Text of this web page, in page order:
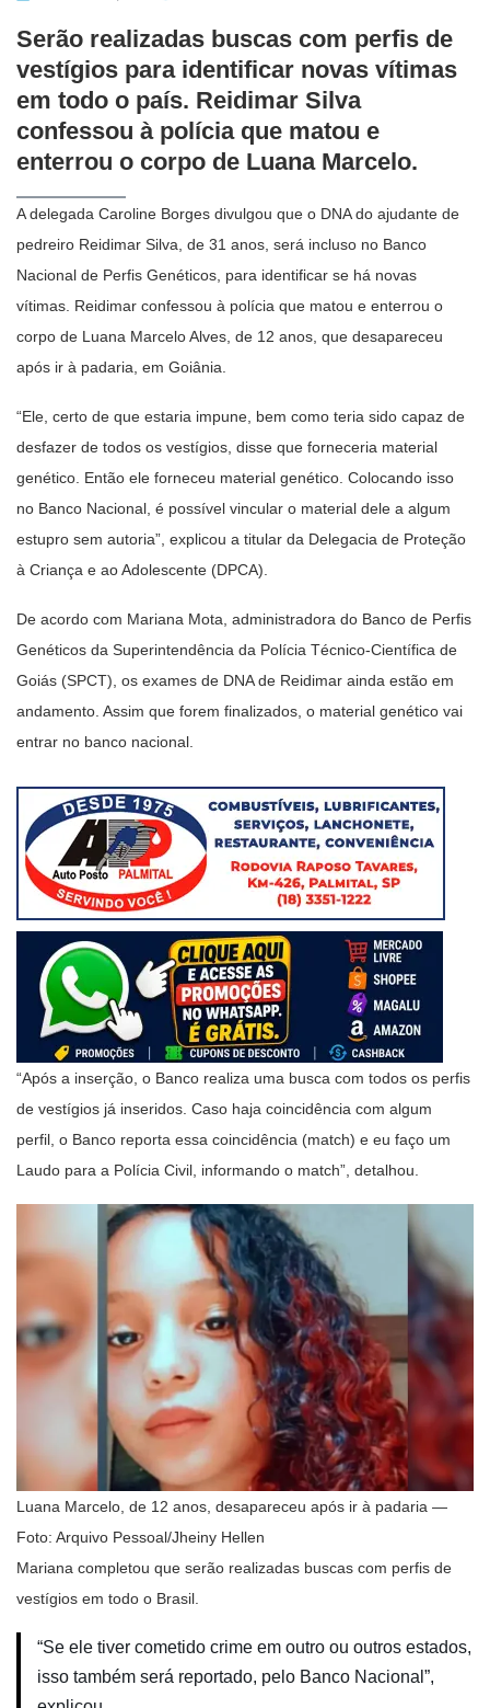
Serão realizadas buscas com perfis de
vestígios para identificar novas vítimas
em todo o país. Reidimar Silva
confessou à polícia que matou e
enterrou o corpo de Luana Marcelo.
A delegada Caroline Borges divulgou que o DNA do ajudante de
pedreiro Reidimar Silva, de 31 anos, será incluso no Banco
Nacional de Perfis Genéticos, para identificar se há novas
vítimas. Reidimar confessou à polícia que matou e enterrou o
corpo de Luana Marcelo Alves, de 12 anos, que desapareceu
após ir à padaria, em Goiânia.
“Ele, certo de que estaria impune, bem como teria sido capaz de
desfazer de todos os vestígios, disse que forneceria material
genético. Então ele forneceu material genético. Colocando isso
no Banco Nacional, é possível vincular o material dele a algum
estupro sem autoria”, explicou a titular da Delegacia de Proteção
à Criança e ao Adolescente (DPCA).
De acordo com Mariana Mota, administradora do Banco de Perfis
Genéticos da Superintendência da Polícia Técnico-Científica de
Goiás (SPCT), os exames de DNA de Reidimar ainda estão em
andamento. Assim que forem finalizados, o material genético vai
entrar no banco nacional.
“Após a inserção, o Banco realiza uma busca com todos os perfis
de vestígios já inseridos. Caso haja coincidência com algum
perfil, o Banco reporta essa coincidência (match) e eu faço um
Laudo para a Polícia Civil, informando o match”, detalhou.
Luana Marcelo, de 12 anos, desapareceu após ir à padaria —
Foto: Arquivo Pessoal/Jheiny Hellen
Mariana completou que serão realizadas buscas com perfis de
vestígios em todo o Brasil.
“Se ele tiver cometido crime em outro ou outros estados,
isso também será reportado, pelo Banco Nacional”,